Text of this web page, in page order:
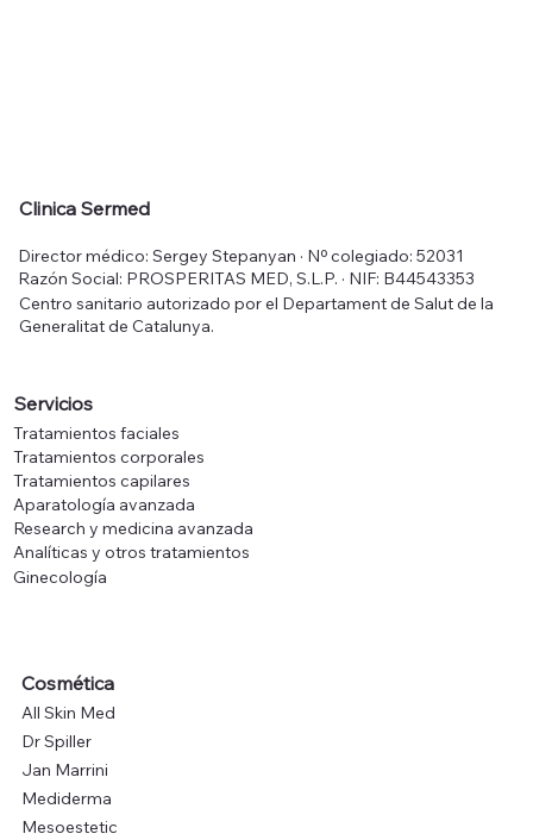
Clinica Sermed
Director médico: Sergey Stepanyan · Nº colegiado: 52031
Razón Social: PROSPERITAS MED, S.L.P. · NIF: B44543353
Centro sanitario autorizado por el Departament de Salut de la
Generalitat de Catalunya.
Servicios
Tratamientos faciales
Tratamientos corporales
Tratamientos capilares
Aparatología avanzada
Research y medicina avanzada
Analíticas y otros tratamientos
Ginecología
Cosmética
All Skin Med
Dr Spiller
Jan Marrini
Mediderma
Mesoestetic